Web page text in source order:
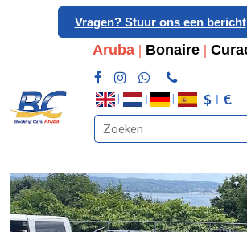
Vragen? Stuur ons een bericht
Aruba| Bonaire|
$ €